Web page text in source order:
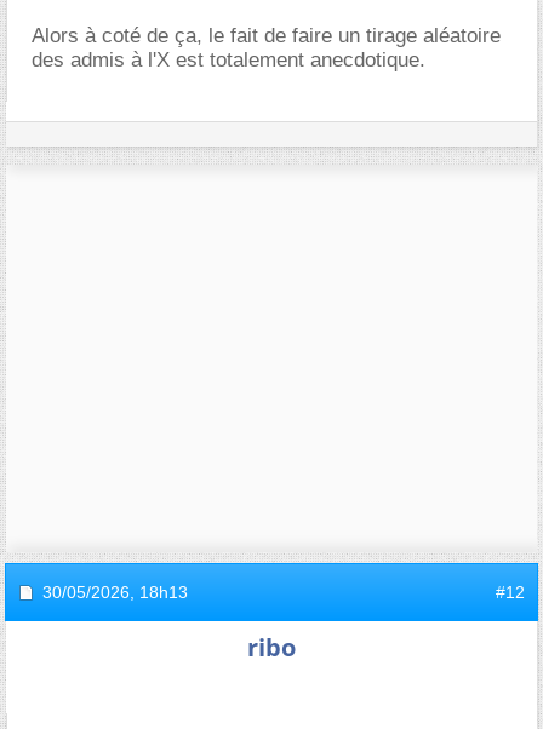
Alors à coté de ça, le fait de faire un tirage aléatoire
des admis à l'X est totalement anecdotique.
30/05/2026, 18h13 #12
ribo